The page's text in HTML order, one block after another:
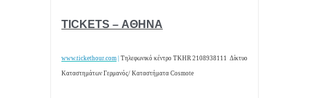
TICKETS – ΑΘΗΝΑ
www.tickethour.com Τηλεφωνικό κέντρο TKHR 2108938111 Δίκτυο
Καταστημάτων Γερμανός/ Καταστήματα Cosmote